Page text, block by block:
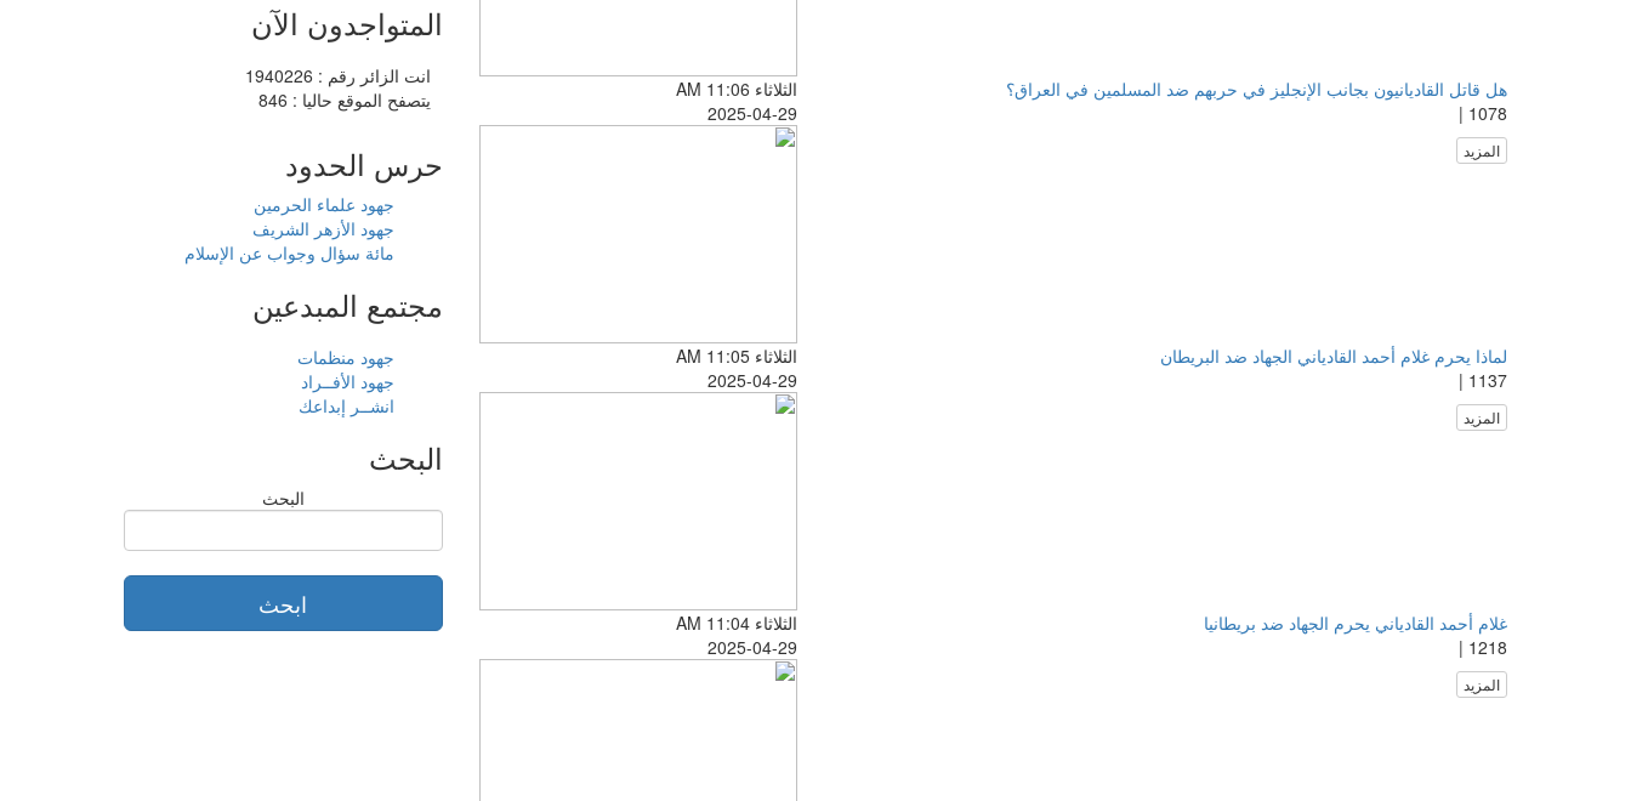
المتواجدون الآن
انت الزائر رقم : 1940226
يتصفح الموقع حاليا : 846
حرس الحدود
جهود علماء الحرمين
جهود الأزهر الشريف
مائة سؤال وجواب عن الإسلام
مجتمع المبدعين
جهود منظمات
جهود الأفــراد
انشــر إبداعك
البحث
البحث
الثلاثاء AM 11:06
2025-04-29
هل قاتل القاديانيون بجانب الإنجليز في حربهم ضد المسلمين في العراق؟
1078 |
المزيد
الثلاثاء AM 11:05
2025-04-29
لماذا يحرم غلام أحمد القادياني الجهاد ضد البريطان
1137 |
المزيد
الثلاثاء AM 11:04
2025-04-29
غلام أحمد القادياني يحرم الجهاد ضد بريطانيا
1218 |
المزيد